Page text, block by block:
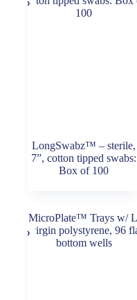
LongSwabz™ – sterile,
7”, cotton tipped swabs:
Box of 100